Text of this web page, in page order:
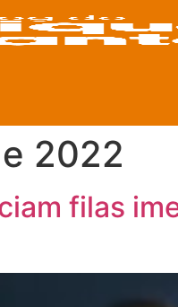
2022
filas